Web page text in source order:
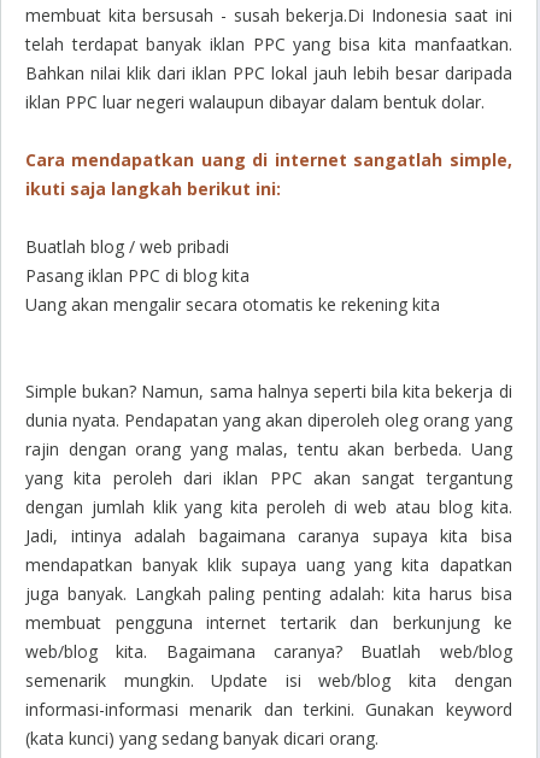
membuat kita bersusah - susah bekerja.Di Indonesia saat ini
telah terdapat banyak iklan PPC yang bisa kita manfaatkan.
Bahkan nilai klik dari iklan PPC lokal jauh lebih besar daripada
iklan PPC luar negeri walaupun dibayar dalam bentuk dolar.
Cara mendapatkan uang di internet sangatlah simple,
ikuti saja langkah berikut ini:
Buatlah blog / web pribadi
Pasang iklan PPC di blog kita
Uang akan mengalir secara otomatis ke rekening kita
Simple bukan? Namun, sama halnya seperti bila kita bekerja di
dunia nyata. Pendapatan yang akan diperoleh oleg orang yang
rajin dengan orang yang malas, tentu akan berbeda. Uang
yang kita peroleh dari iklan PPC akan sangat tergantung
dengan jumlah klik yang kita peroleh di web atau blog kita.
Jadi, intinya adalah bagaimana caranya supaya kita bisa
mendapatkan banyak klik supaya uang yang kita dapatkan
juga banyak. Langkah paling penting adalah: kita harus bisa
membuat pengguna internet tertarik dan berkunjung ke
web/blog kita. Bagaimana caranya? Buatlah web/blog
semenarik mungkin. Update isi web/blog kita dengan
informasi-informasi menarik dan terkini. Gunakan keyword
(kata kunci) yang sedang banyak dicari orang.